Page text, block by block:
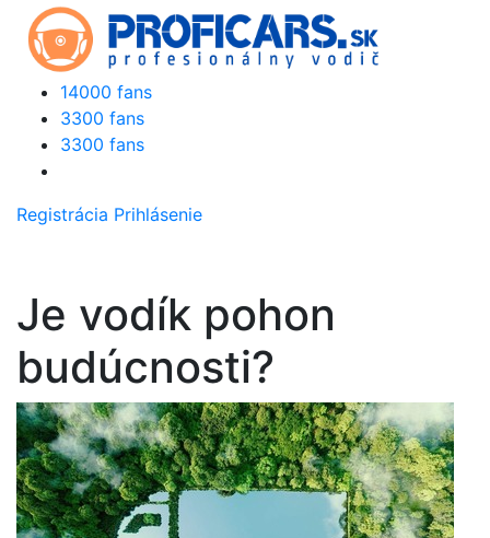
14000 fans
3300 fans
3300 fans
Registrácia Prihlásenie
Je vodík pohon
budúcnosti?